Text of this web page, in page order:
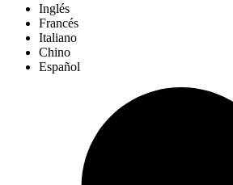
Inglés
Francés
Italiano
Chino
Español